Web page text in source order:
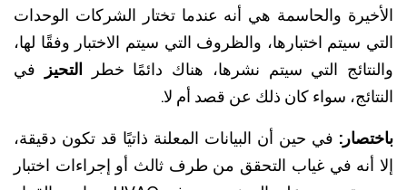
والحاسمة هي أنه عندما تختار الشركات الوحدات
سيتم اختبارها، والظروف التي سيتم الاختبار وفقًا لها،
التي سيتم نشرها، هناك دائمًا خطرالتحيزفي
سواء كان ذلك عن قصد أم لا.
في حين أن البيانات المعلنة ذاتيًا قد تكون دقيقة،
أنه في غياب التحقق من طرف ثالث أو إجراءات اختبار